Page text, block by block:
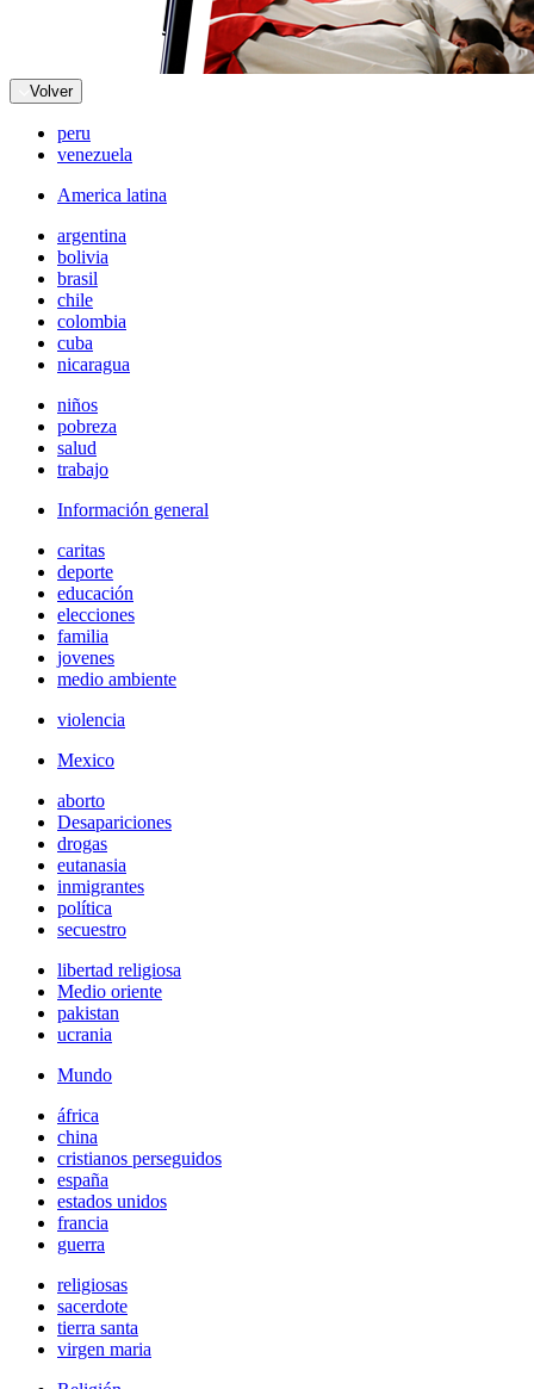
Volver
peru
venezuela
America latina
argentina
bolivia
brasil
chile
colombia
cuba
nicaragua
niños
pobreza
salud
trabajo
Información general
caritas
deporte
educación
elecciones
familia
jovenes
medio ambiente
violencia
Mexico
aborto
Desapariciones
drogas
eutanasia
inmigrantes
política
secuestro
libertad religiosa
Medio oriente
pakistan
ucrania
Mundo
áfrica
china
cristianos perseguidos
españa
estados unidos
francia
guerra
religiosas
sacerdote
tierra santa
virgen maria